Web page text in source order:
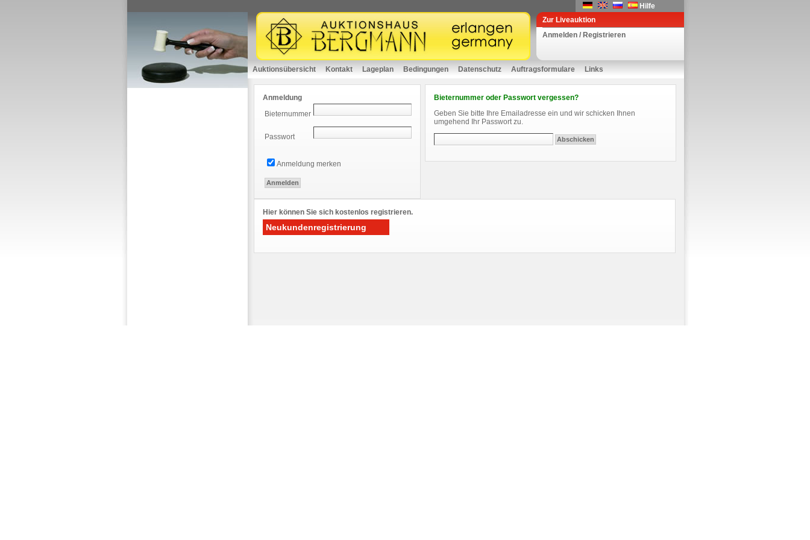
Hilfe
Zur Liveauktion
Anmelden / Registrieren
Auktionsübersicht Kontakt Lageplan Bedingungen Datenschutz Auftragsformulare Links
Anmeldung
Bieternummer
Passwort
Anmeldung merken
Bieternummer oder Passwort vergessen?
Geben Sie bitte Ihre Emailadresse ein und wir schicken Ihnen
umgehend Ihr Passwort zu.
Hier können Sie sich kostenlos registrieren.
Neukundenregistrierung